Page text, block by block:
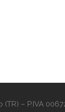
– P.IVA